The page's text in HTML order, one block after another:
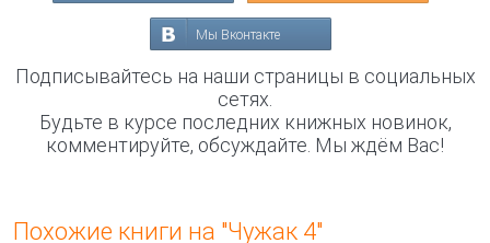
Мы Вконтакте
Подписывайтесь на наши страницы в социальных
сетях.
Будьте в курсе последних книжных новинок,
комментируйте, обсуждайте. Мы ждём Вас!
Похожие книги на "Чужак 4"